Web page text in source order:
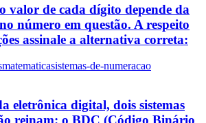
valor de cada dígito depende da
número em questão. A respeito
assinale a alternativa correta:
matematicasistemas-de-numeracao
eletrônica digital, dois sistemas
reinam: o BDC (Código Binário